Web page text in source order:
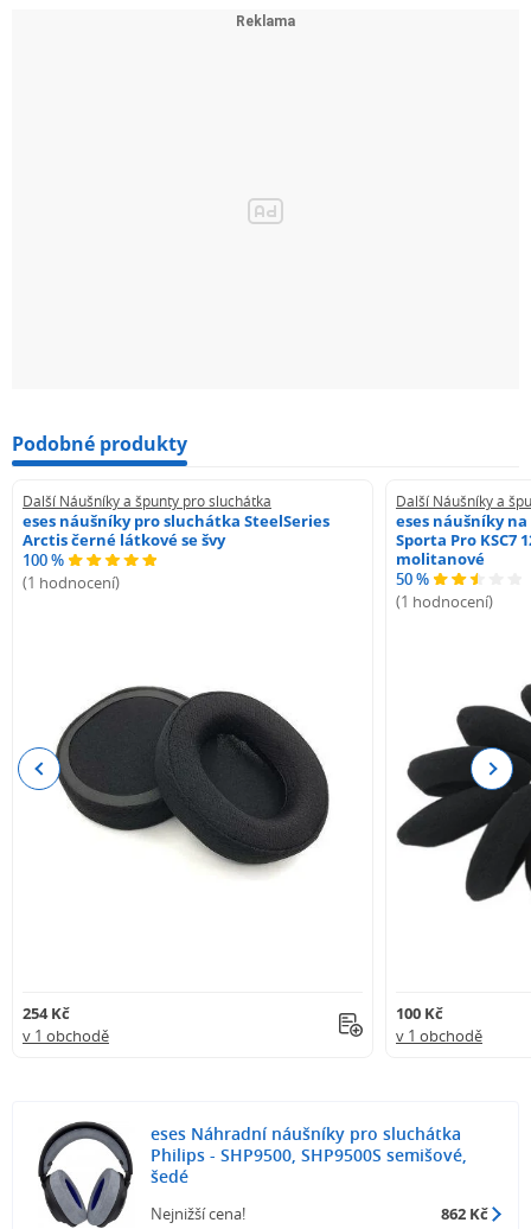
Podobné produkty
Další Náušníky a špunty pro sluchátka
eses náušníky pro sluchátka SteelSeries
Arctis černé látkové se švy
100 %
(1 hodnocení)
254 Kč
v 1 obchodě
Další Náušníky a
eses náušníky
Sporta Pro KSC7
molitanové
50 %
(1 hodnocení)
100 Kč
v 1 obchodě
Previous Next
eses Náhradní náušníky pro sluchátka
Philips - SHP9500, SHP9500S semišové,
šedé
Nejnižší cena! 862 Kč